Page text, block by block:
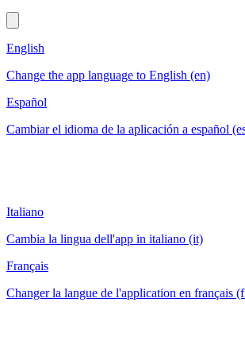
English
Change the app language to English (en)
Español
Cambiar el idioma de la aplicación a español
Italiano
Cambia la lingua dell'app in italiano (it)
Français
Changer la langue de l'application en français